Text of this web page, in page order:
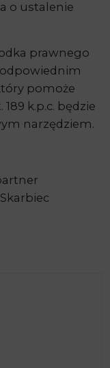
o ustalenie
prawnego
pomoże
k.p.c. będzie
narzędziem.